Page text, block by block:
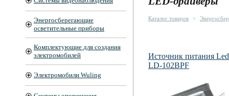
Энергосберегающие
осветительные приборы
Комплектующие для создания
электромобилей
Электромобили Wuling
Каталог товаров >
Источник питания
LD-102BPF